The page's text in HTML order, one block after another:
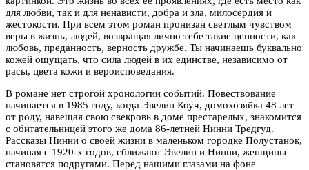
для любви, так и для ненависти, добра и зла, милосердия и
жестокости. При всем этом роман пронизан светлым чувством
веры в жизнь, людей, возвращая лично тебе такие ценности, как
любовь, преданность, верность дружбе. Ты начинаешь буквально
кожей ощущать, что сила людей в их единстве, независимо от
расы, цвета кожи и вероисповедания.
В романе нет строгой хронологии событий. Повествование
начинается в 1985 году, когда Эвелин Коуч, домохозяйка 48 лет
от роду, навещая свою свекровь в доме престарелых, знакомится
с обитательницей этого же дома 86-летней Нинни Тредгуд.
Рассказы Нинни о своей жизни в маленьком городке Полустанок,
начиная с 1920-х годов, сближают Эвелин и Нинни, женщины
становятся подругами. Перед нашими глазами на фоне